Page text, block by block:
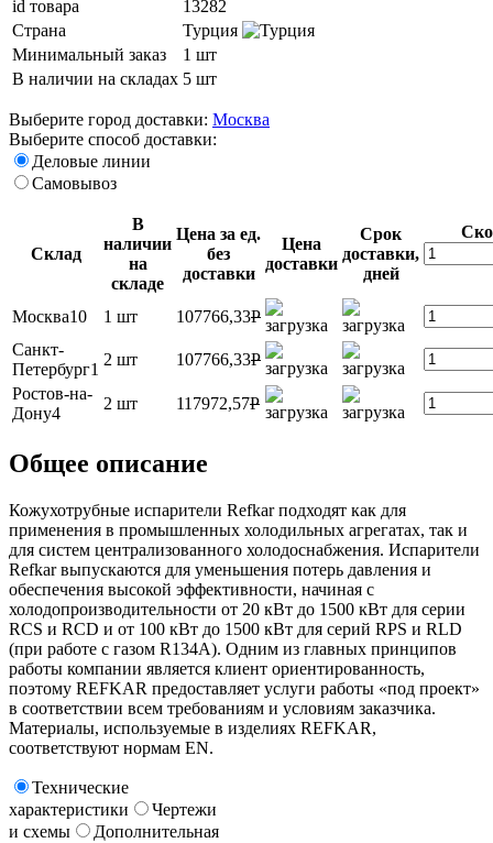
id товара
13282
Страна
Турция
Минимальный заказ
1 шт
В наличии на складах 5 шт
Выберите город доставки: Москва
Выберите способ доставки:
Деловые линии
Самовывоз
Склад
В
наличии
на
складе
Цена за ед.
без
доставки
Цена
доставки
Срок
доставки,
дней
Москва10 1 шт 107766,33P
Санкт-
Петербург1
2 шт 107766,33P
Ростов-на-
Дону4
2 шт 117972,57P
Общее описание
Кожухотрубные испарители Refkar подходят как для
применения в промышленных холодильных агрегатах, так и
для систем централизованного холодоснабжения. Испарители
Refkar выпускаются для уменьшения потерь давления и
обеспечения высокой эффективности, начиная с
холодопроизводительности от 20 кВт до 1500 кВт для серии
RCS и RCD и от 100 кВт до 1500 кВт для серий RPS и RLD
(при работе с газом R134A). Одним из главных принципов
работы компании является клиент ориентированность,
поэтому REFKAR предоставляет услуги работы «под проект»
в соответствии всем требованиям и условиям заказчика.
Материалы, используемые в изделиях REFKAR,
соответствуют нормам EN.
Технические
характеристики
Чертежи
и схемы
Дополнительная